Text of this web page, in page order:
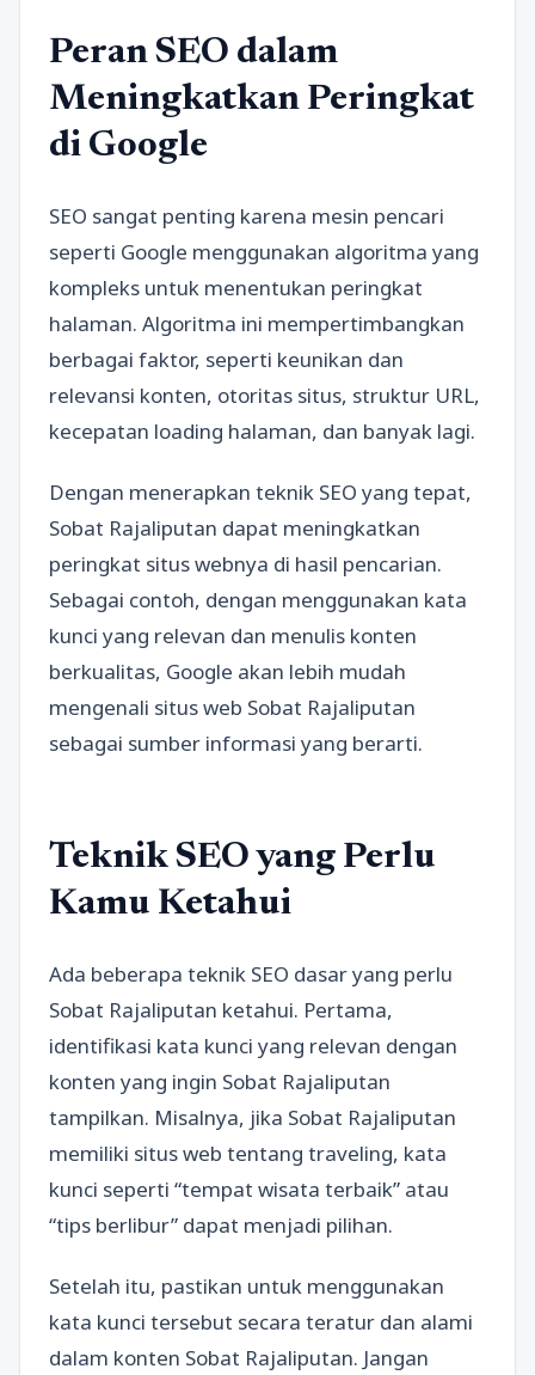
Peran SEO dalam
Meningkatkan Peringkat
di Google
SEO sangat penting karena mesin pencari
seperti Google menggunakan algoritma yang
kompleks untuk menentukan peringkat
halaman. Algoritma ini mempertimbangkan
berbagai faktor, seperti keunikan dan
relevansi konten, otoritas situs, struktur URL,
kecepatan loading halaman, dan banyak lagi.
Dengan menerapkan teknik SEO yang tepat,
Sobat Rajaliputan dapat meningkatkan
peringkat situs webnya di hasil pencarian.
Sebagai contoh, dengan menggunakan kata
kunci yang relevan dan menulis konten
berkualitas, Google akan lebih mudah
mengenali situs web Sobat Rajaliputan
sebagai sumber informasi yang berarti.
Teknik SEO yang Perlu
Kamu Ketahui
Ada beberapa teknik SEO dasar yang perlu
Sobat Rajaliputan ketahui. Pertama,
identifikasi kata kunci yang relevan dengan
konten yang ingin Sobat Rajaliputan
tampilkan. Misalnya, jika Sobat Rajaliputan
memiliki situs web tentang traveling, kata
kunci seperti “tempat wisata terbaik” atau
“tips berlibur” dapat menjadi pilihan.
Setelah itu, pastikan untuk menggunakan
kata kunci tersebut secara teratur dan alami
dalam konten Sobat Rajaliputan. Jangan